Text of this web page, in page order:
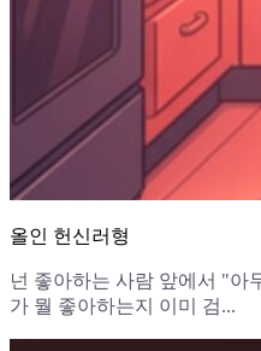
올인 헌신러형
넌 좋아하는 사람 앞에서 "아
가 뭘 좋아하는지 이미 검...